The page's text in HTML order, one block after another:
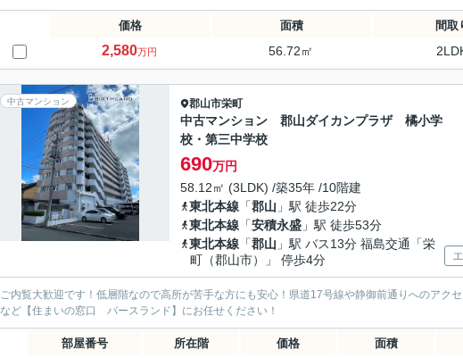
価格 面積 間取
2,580万円 56.72㎡
中古マンション 郡山市栄町
中古マンション 郡山ダイカンプラザ 橘小学
校・第三中学校
690万円
58.12㎡ (3LDK) /築35年 /10階建
東北本線 「郡山 」駅 徒歩22分
東北本線 「安積永盛 」駅 徒歩53分
東北本線 「郡山 」駅 バス13分 福島交通「栄
町（郡山市）」 停歩4分
ご内覧大歓迎です！低層階なので高所が苦手な方にも安心！県道17号線や静御前通りへのアク
など【住まいの窓口 バースランド】にお任せください！
部屋番号 所在階 価格 面積